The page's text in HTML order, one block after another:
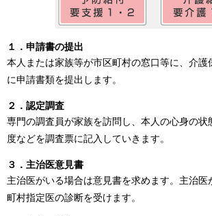
１．申請書の提出
本人または家族等が市区町村の窓口等に、介護
に申請書類を提出します。
２．認定調査
専門の調査員が家族を訪問し、本人の心身の状
度などを調査票に記入していきます。
３．主治医意見書
主治医がいる場合は意見書を求めます。主治医
町村指定医の診断を受けます。